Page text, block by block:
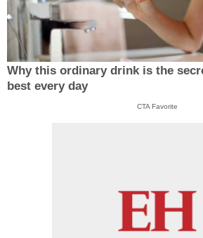
Why this ordinary drink is the
best every day
CTA Favorite